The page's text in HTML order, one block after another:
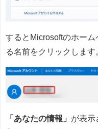
するとMicrosoftのホー
る名前をクリックします
「あなたの情報」 が表示